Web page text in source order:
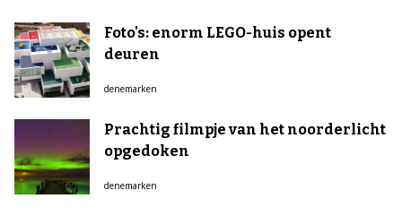
Foto's: enorm LEGO-huis opent
deuren
denemarken
Prachtig filmpje van het noorderlicht
opgedoken
denemarken